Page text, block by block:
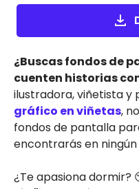
¿Buscas fondos de
cuenten historias
ilustradora, viñetista y
gráfico en viñetas,
fondos de pantalla
encontrarás en ningún
¿Te apasiona dormir?